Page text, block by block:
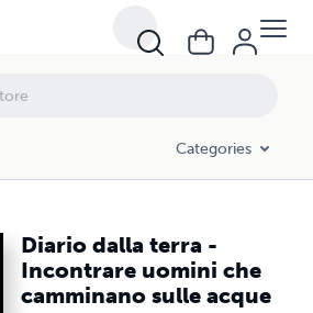
Categories
Diario dalla terra -
Incontrare uomini che
camminano sulle acque
uomini che camminano sulle acque